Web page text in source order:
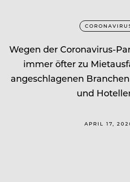
Wegen der Coronavirus-
immer öfter zu
angeschlagenen
und
APRIL 17,